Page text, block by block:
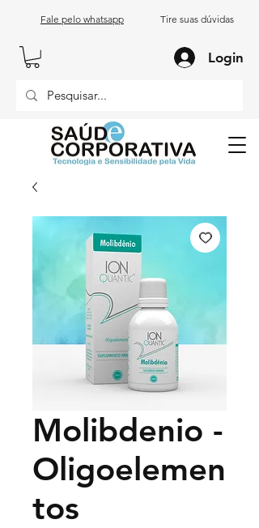
Fale pelo whatsapp Tire suas dúvidas
Login
Molibdenio -
Oligoelemen
tos